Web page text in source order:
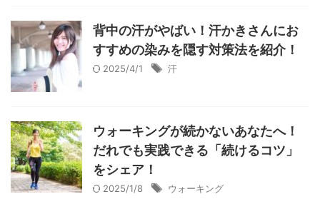
背中の汗がやばい！汗かきさんにお
すすめの染みを隠す対策法を紹介！
2025/4/1 汗
ウォーキングが続かないあなたへ！
だれでも実践できる「続けるコツ」
をシェア！
2025/1/8 ウォーキング